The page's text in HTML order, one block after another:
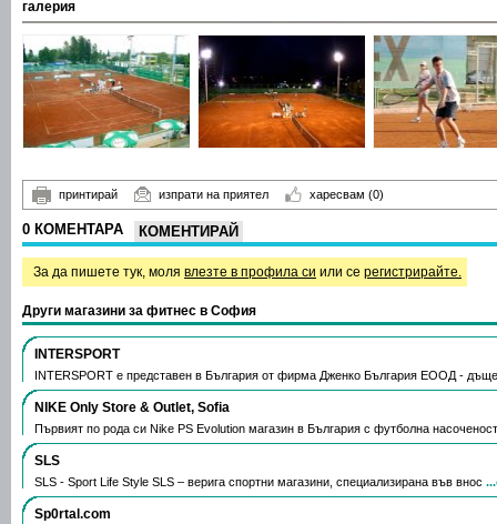
галерия
принтирай изпрати на приятел харесвам (0)
0 КОМЕНТАРА КОМЕНТИРАЙ
За да пишете тук, моля влезте в профила си или се регистрирайте.
Други магазини за фитнес в София
INTERSPORT
INTERSPORT е представен в България от фирма Дженко България ЕООД -
NIKE Only Store & Outlet, Sofia
Първият по рода си Nike PS Evolution магазин в България с футболна
SLS
SLS - Sport Life Style SLS – верига спортни магазини, специализирана във внос
Sp0rtal.com